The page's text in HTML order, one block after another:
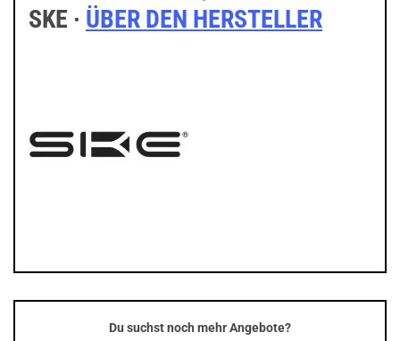
SKE · ÜBER DEN HERSTELLER
Du suchst noch mehr Angebote?